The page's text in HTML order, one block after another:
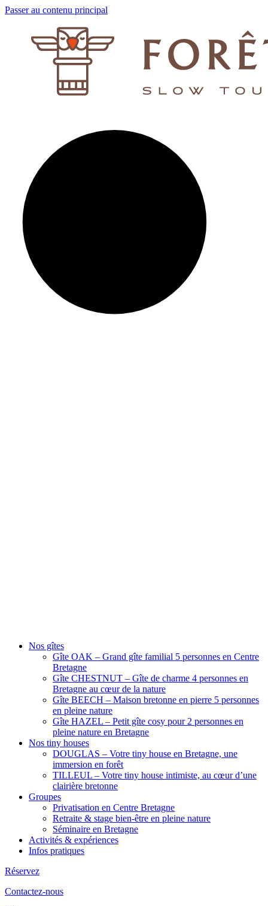
Passer au contenu principal
Nos gîtes
Gîte OAK – Grand gîte familial 5 personnes en Centre
Bretagne
Gîte CHESTNUT – Gîte de charme 4 personnes en
Bretagne au cœur de la nature
Gîte BEECH – Maison bretonne en pierre 5 personnes
en pleine nature
Gîte HAZEL – Petit gîte cosy pour 2 personnes en
pleine nature en Bretagne
Nos tiny houses
DOUGLAS – Votre tiny house en Bretagne, une
immersion en forêt
TILLEUL – Votre tiny house intimiste, au cœur d’une
clairière bretonne
Groupes
Privatisation en Centre Bretagne
Retraite & stage bien-être en pleine nature
Séminaire en Bretagne
Activités & expériences
Infos pratiques
Réservez
Contactez-nous